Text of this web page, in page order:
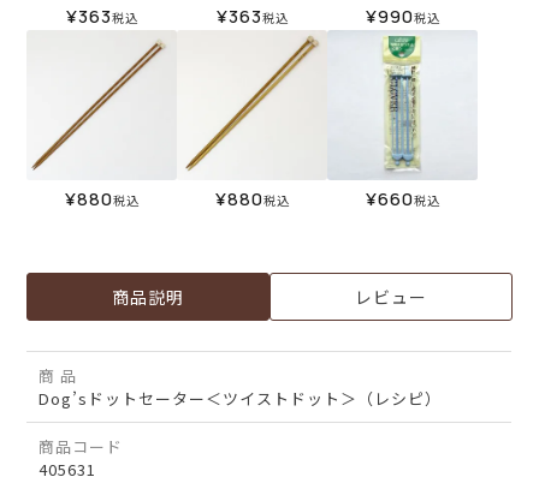
¥363税込 ¥363税込 ¥990税込
¥880税込 ¥880税込 ¥660税込
商品説明 レビュー
商 品
Dog’sドットセーター＜ツイストドット＞（レシピ）
商品コード
405631